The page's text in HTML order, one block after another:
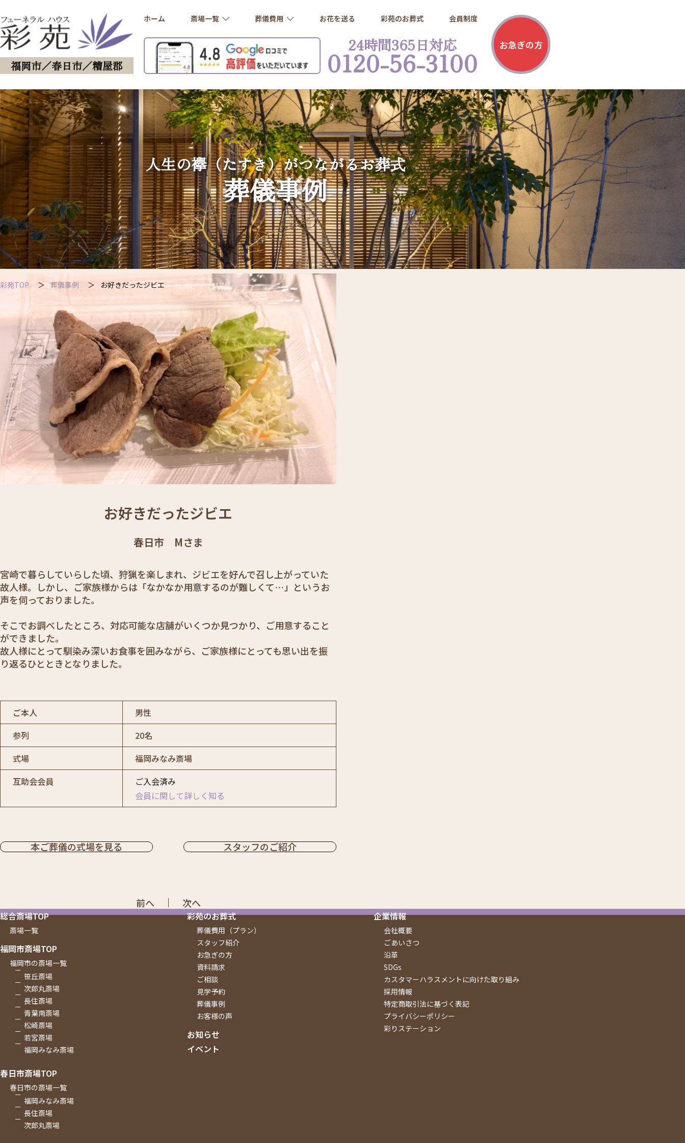
福岡市／春日市／糟屋郡
ホーム 斎場一覧 葬儀費用 お花を送る 彩苑のお葬式 会員制度
24時間365日対応
0120-56-3100
お急ぎの方
人生の襷（たすき）がつながるお葬式
葬儀事例
彩苑TOP 葬儀事例 お好きだったジビエ
家
事
例：
お好きだったジビエ
市・
春
市・
糟
春日市 Mさま
宮崎で暮らしていらした頃、狩猟を楽しまれ、ジビエを好んで召し上がっていた
故人様。しかし、ご家族様からは「なかなか用意するのが難しくて…」というお
声を伺っておりました。
そこでお調べしたところ、対応可能な店舗がいくつか見つかり、ご用意すること
ができました。
故人様にとって馴染み深いお食事を囲みながら、ご家族様にとっても思い出を振
り返るひとときとなりました。
ご本人
男性
参列
20名
式場
福岡みなみ斎場
互助会会員
ご入会済み
会員に関して詳しく知る
本ご葬儀の式場を見る スタッフのご紹介
前へ 次へ
総合斎場TOP
斎場一覧
福岡市斎場TOP
福岡市の斎場一覧
笹丘斎場
次郎丸斎場
長住斎場
青葉南斎場
松崎斎場
若宮斎場
福岡みなみ斎場
春日市斎場TOP
春日市の斎場一覧
福岡みなみ斎場
長住斎場
次郎丸斎場
彩苑のお葬式
葬儀費用（プラン）
スタッフ紹介
お急ぎの方
資料請求
ご相談
見学予約
葬儀事例
お客様の声
お知らせ
イベント
企業情報
会社概要
ごあいさつ
沿革
SDGs
カスタマーハラスメントに向けた取り組み
採用情報
特定商取引法に基づく表記
プライバシーポリシー
彩りステーション